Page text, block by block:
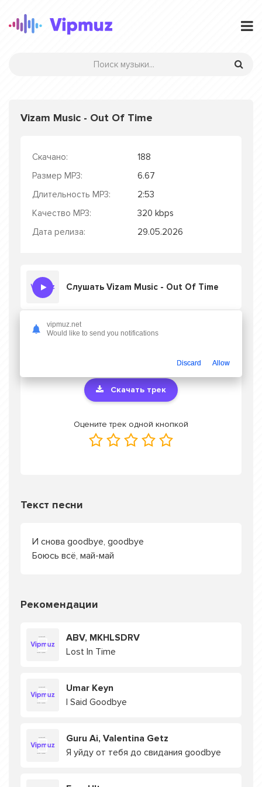
Vizam Music - Out Of Time
Скачано:
188
Размер MP3:
6.67
Длительность MP3:
2:53
Качество MP3:
320 kbps
Дата релиза:
29.05.2026
Слушать Vizam Music - Out Of Time
Скачать песню Vizam Music - Out Of Time
Скачать трек
Оцените трек одной кнопкой
Текст песни
И снова goodbye, goodbye
Боюсь всё, май-май
Рекомендации
ABV, MKHLSDRV
Lost In Time
Umar Keyn
I Said Goodbye
Guru Ai, Valentina Getz
Я уйду от тебя до свидания goodbye
vipmuz.net
Would like to send you notifications
Discard Allow